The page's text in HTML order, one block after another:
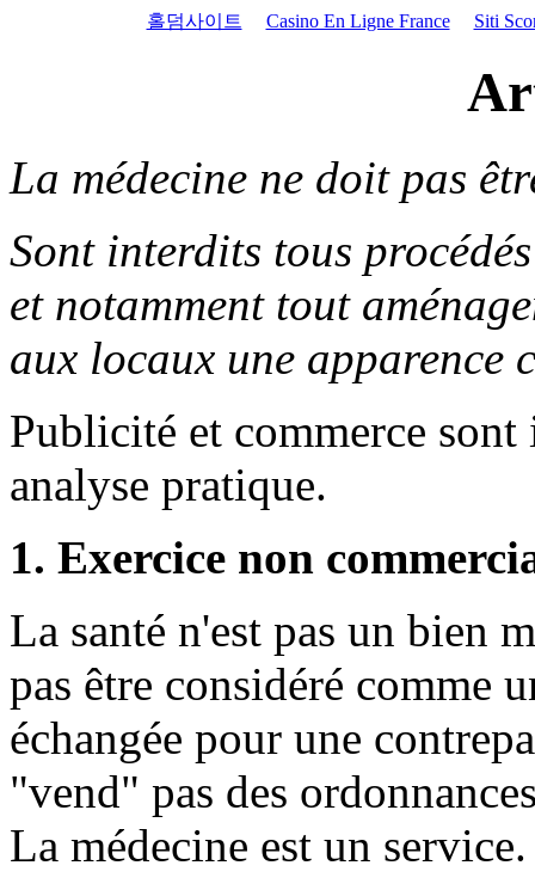
홀덤사이트 Casino En Ligne France Siti
La médecine ne doit pas
Sont interdits tous
et notamment tout
aux locaux une apparence
Publicité et commerce sont
analyse pratique.
1. Exercice non
La santé n'est pas un bien
pas être considéré comme
échangée pour une
"vend" pas des
La médecine est un service.